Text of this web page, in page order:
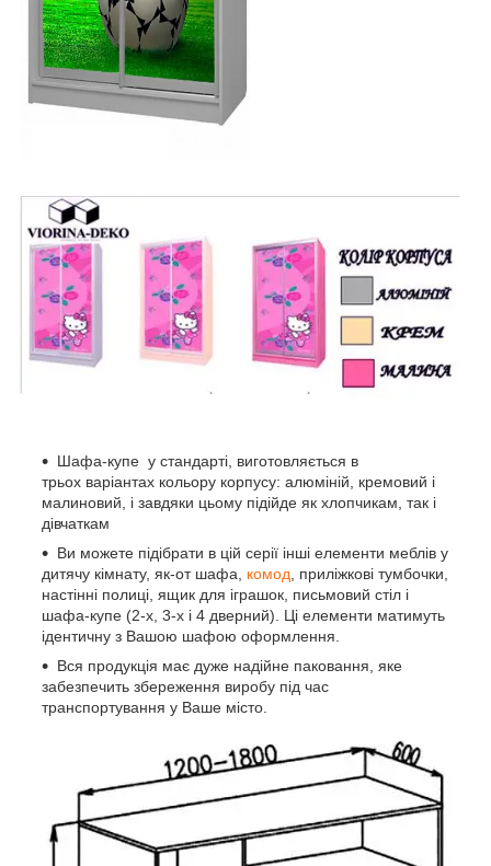
Шафа-купе у стандарті, виготовляється в
трьох варіантах кольору корпусу: алюміній, кремовий і
малиновий, і завдяки цьому підійде як хлопчикам, так і
дівчаткам
Ви можете підібрати в цій серії інші елементи меблів у
дитячу кімнату, як-от шафа, комод , приліжкові тумбочки,
настінні полиці, ящик для іграшок, письмовий стіл і
шафа-купе (2-х, 3-х і 4 дверний). Ці елементи матимуть
ідентичну з Вашою шафою оформлення.
Вся продукція має дуже надійне паковання, яке
забезпечить збереження виробу під час
транспортування у Ваше місто.